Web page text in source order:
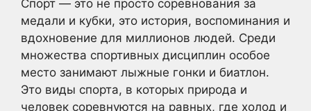
Спорт — это не просто соревнования за
медали и кубки, это история, воспоминания и
вдохновение для миллионов людей. Среди
множества спортивных дисциплин особое
место занимают лыжные гонки и биатлон.
Это виды спорта, в которых природа и
человек соревнуются на равных, где холод и